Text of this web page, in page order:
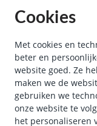
Cookies
Met cookies en
beter en
website goed. Ze
maken we de
gebruiken we
onze website te
het personaliseren